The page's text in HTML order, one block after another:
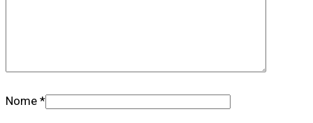
Nome *